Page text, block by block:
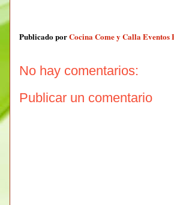
Publicado porCocina Come y Calla Eventos
No hay comentarios:
Publicar un comentario